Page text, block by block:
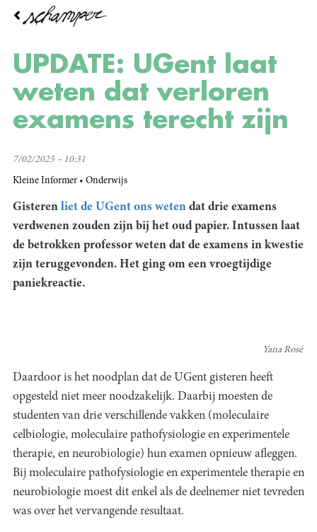
Overslaan
inhoud
gaanUPDATE: UGent laat
weten dat verloren
examens terecht zijn
7/02/2025 – 10:31
Kleine Informer Onderwijs
Gisteren liet de UGent ons weten dat drie examens
verdwenen zouden zijn bij het oud papier. Intussen laat
de betrokken professor weten dat de examens in kwestie
zijn teruggevonden. Het ging om een vroegtijdige
paniekreactie.
Yana Rosé
Daardoor is het noodplan dat de UGent gisteren heeft
opgesteld niet meer noodzakelijk. Daarbij moesten de
studenten van drie verschillende vakken (moleculaire
celbiologie, moleculaire pathofysiologie en experimentele
therapie, en neurobiologie) hun examen opnieuw afleggen.
Bij moleculaire pathofysiologie en experimentele therapie en
neurobiologie moest dit enkel als de deelnemer niet tevreden
was over het vervangende resultaat.